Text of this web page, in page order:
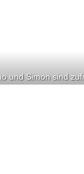
und Simon sind